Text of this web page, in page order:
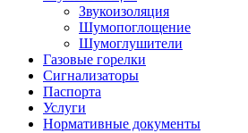
Звукоизоляция
Шумопоглощение
Шумоглушители
Газовые горелки
Сигнализаторы
Паспорта
Услуги
Нормативные документы